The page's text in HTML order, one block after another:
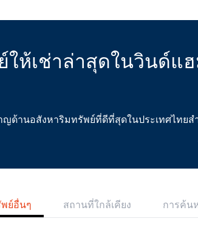
ให้เช่าล่าสุดในวินด์แ
าญด้านอสังหาริมทรัพย์ที่ดีที่สุดในประเทศไทย
ย์อื่นๆ สถานที่ใกล้เคียง การค้น